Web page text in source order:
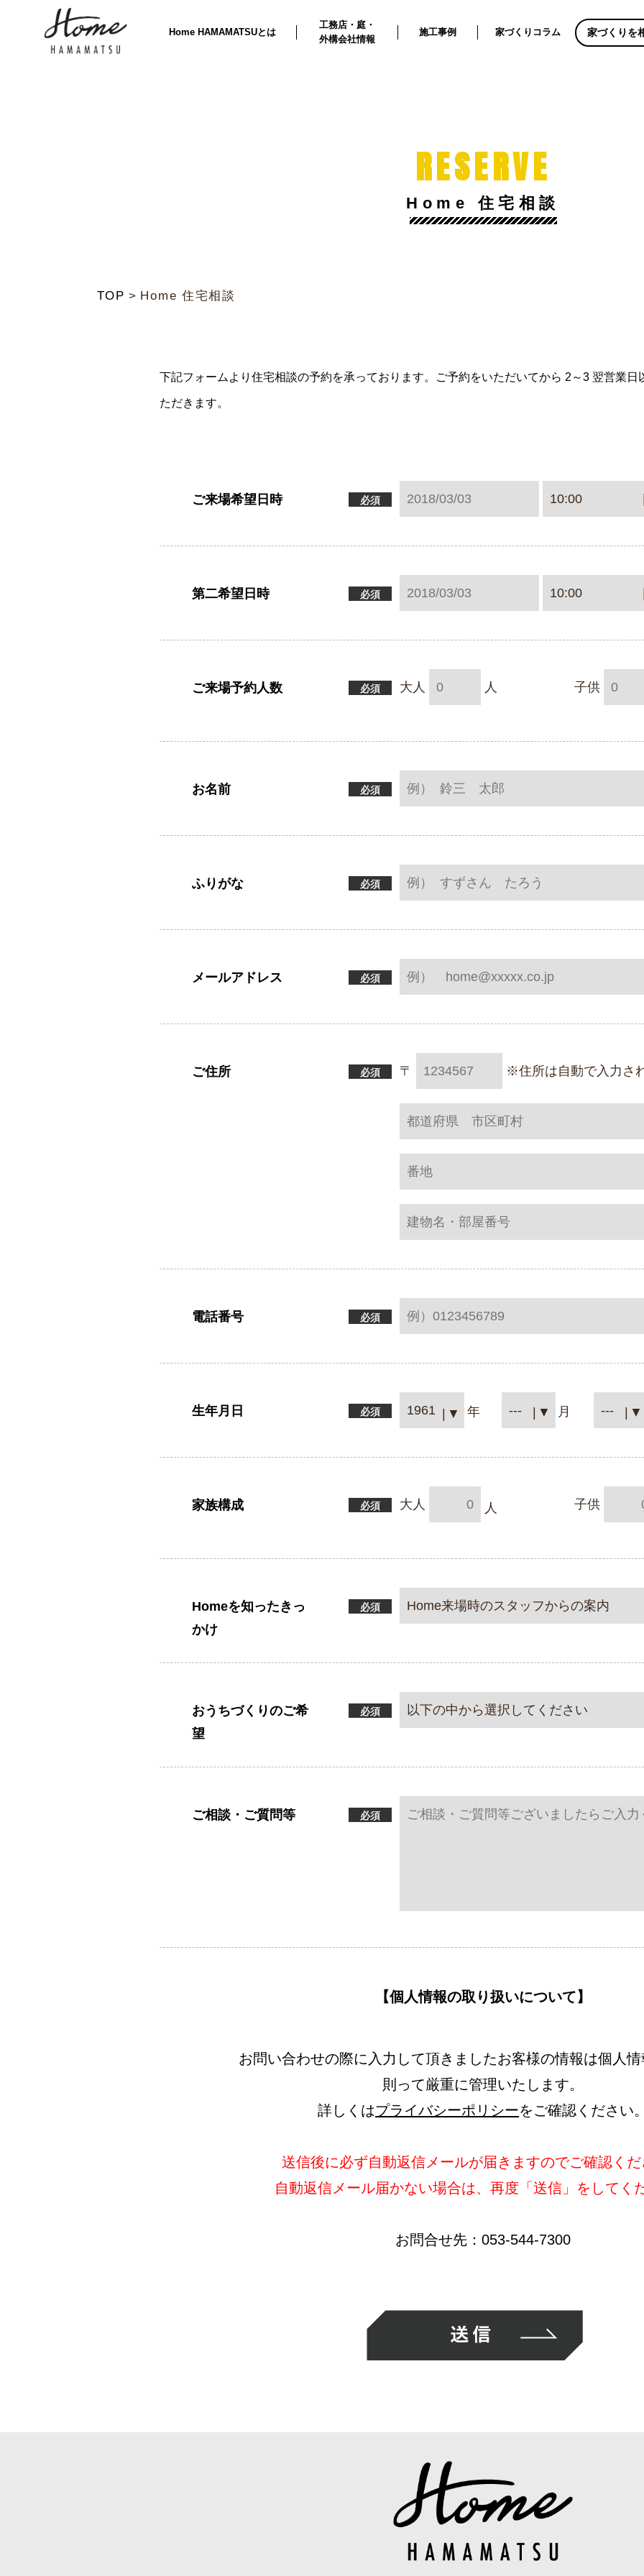
Home HAMAMATSUとは
工務店・庭・
外構会社情報
施工事例 家づくりコラム 家づくりを
RESERVE
Home 住宅相談
TOP Home 住宅相談
下記フォームより住宅相談の予約を承っております。ご予約をいただいてから 2～3 翌営業
ただきます。
ご来場希望日時 必須
第二希望日時 必須
ご来場予約人数 必須 大人 人 子供
お名前 必須
ふりがな 必須
メールアドレス 必須
ご住所 必須 〒 ※住所は自動で入力さ
電話番号 必須
生年月日 必須
家族構成 必須 大人 子供
Homeを知ったきっ
かけ
必須
おうちづくりのご希
望
必須
ご相談・ご質問等 必須
【個人情報の取り扱いについて】
お問い合わせの際に入力して頂きましたお客様の情報は個人
則って厳重に管理いたします。
詳しくはプライバシーポリシーをご確認ください
送信後に必ず自動返信メールが届きますのでご確認く
自動返信メール届かない場合は、再度「送信」をしてく
お問合せ先：053-544-7300